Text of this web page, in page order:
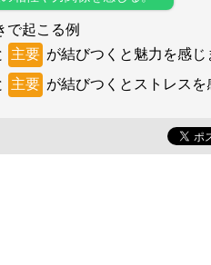
で起こる例
主要 が結びつくと魅力を感じ
主要 が結びつくとストレスを